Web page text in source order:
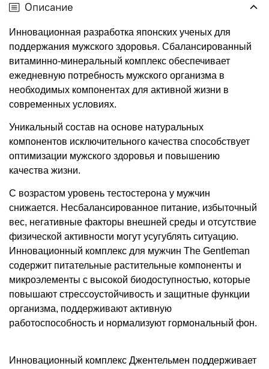
Описание
Инновационная разработка японских ученых для
поддержания мужского здоровья. Сбалансированный
витаминно-минеральный комплекс обеспечивает
ежедневную потребность мужского организма в
необходимых компонентах для активной жизни в
современных условиях.
Уникальный состав на основе натуральных
компонентов исключительного качества способствует
оптимизации мужского здоровья и повышению
качества жизни.
С возрастом уровень тестостерона у мужчин
снижается. Несбалансированное питание, избыточный
вес, негативные факторы внешней среды и отсутствие
физической активности могут усугублять ситуацию.
Инновационный комплекс для мужчин The Gentleman
содержит питательные растительные компоненты и
микроэлементы с высокой биодоступностью, которые
повышают стрессоустойчивость и защитные функции
организма, поддерживают активную
работоспособность и нормализуют гормональный фон.
Инновационный комплекс Джентельмен поддерживает